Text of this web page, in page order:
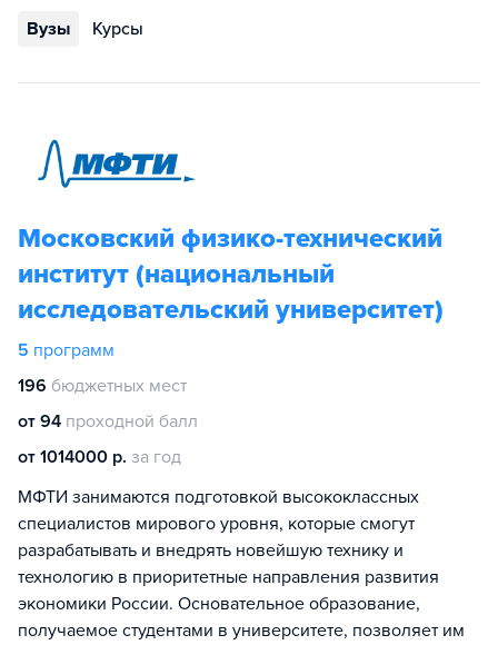
Вузы Курсы
Московский физико-технический
институт (национальный
исследовательский университет)
5 программ
196 бюджетных мест
от 94 проходной балл
от 1014000 р. за год
МФТИ занимаются подготовкой высококлассных
специалистов мирового уровня, которые смогут
разрабатывать и внедрять новейшую технику и
технологию в приоритетные направления развития
экономики России. Основательное образование,
получаемое студентами в университете, позволяет им